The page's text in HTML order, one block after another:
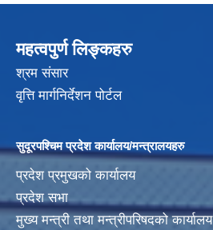
महत्वपुर्ण लिङ्कहरु
श्रम संसार
वृत्ति मार्गनिर्देशन पोर्टल
सुदूरपश्चिम प्रदेश कार्यालय/मन्त्रालयहरु
प्रदेश प्रमुखको कार्यालय
प्रदेश सभा
मुख्य मन्त्री तथा मन्त्रीपरिषदको कार्यालय